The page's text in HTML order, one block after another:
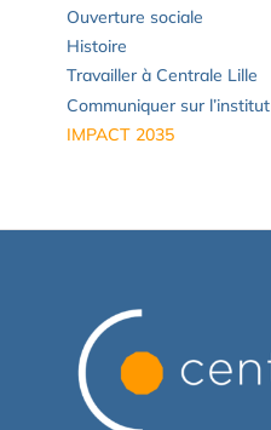
Ouverture sociale
Histoire
Travailler à Centrale Lille
Communiquer sur l’institut
IMPACT 2035